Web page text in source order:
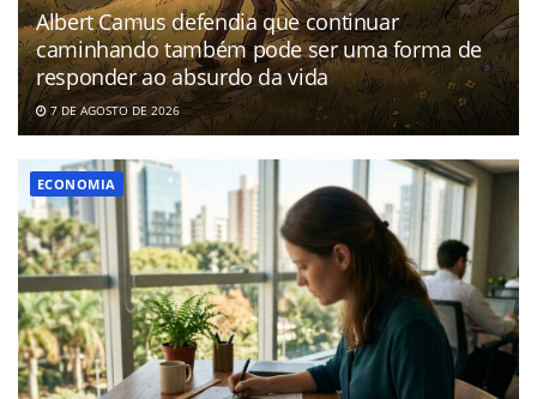
Albert Camus defendia que continuar
caminhando também pode ser uma forma de
responder ao absurdo da vida
7 DE AGOSTO DE 2026
ECONOMIA